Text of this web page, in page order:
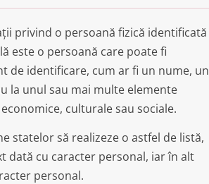
privind o persoană fizică identificată
este o persoană care poate fi
de identificare, cum ar fi un nume, un
la unul sau mai multe elemente
culturale sau sociale.
statelor să realizeze o astfel de listă,
dată cu caracter personal, iar în alt
personal.